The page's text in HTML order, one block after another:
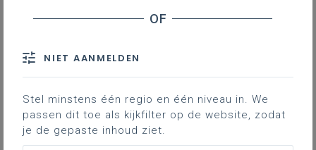
NIET AANMELDEN
Stel minstens één regio en één niveau in. We
passen dit toe als kijkfilter op de website, zodat
je de gepaste inhoud ziet.